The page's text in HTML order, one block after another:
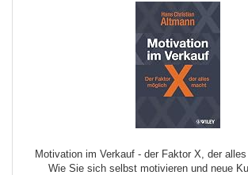
Motivation im Verkauf - der Faktor X, der
Wie Sie sich selbst motivieren und neue